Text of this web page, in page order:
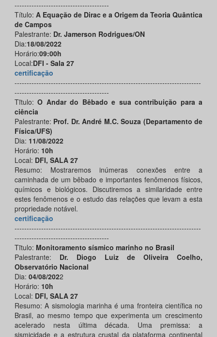
---------------------------------------
Título: A Equação de Dirac e a Origem da Teoria Quântica
de Campos
Palestrante: Dr. Jamerson Rodrigues/ON
Dia:18/08/2022
Horário:09:00h
Local:DFI - Sala 27
certificação
-----------------------------------------------------------------------------
---------------------------------------
Tĩtulo: O Andar do Bêbado e sua contribuição para a
ciência
Palestrante: Prof. Dr. André M.C. Souza (Departamento de
Física/UFS)
Dia: 11/08/2022
Horário: 10h
Local: DFI, SALA 27
Resumo: Mostraremos inúmeras conexões entre a
caminhada de um bêbado e importantes fenômenos físicos,
químicos e biológicos. Discutiremos a similaridade entre
estes fenômenos e o estudo das relações que levam a esta
propriedade notável.
certificação
-----------------------------------------------------------------------------
---------------------------------------
Tĩtulo: Monitoramento sísmico marinho no Brasil
Palestrante: Dr. Diogo Luiz de Oliveira Coelho,
Observatório Nacional
Dia: 04/08/2022
Horário: 10h
Local: DFI, SALA 27
Resumo: A sismologia marinha é uma fronteira científica no
Brasil, ao mesmo tempo que experimenta um crescimento
acelerado nesta última década. Uma premissa: a
sismicidade e a estrutura crustal da plataforma continental